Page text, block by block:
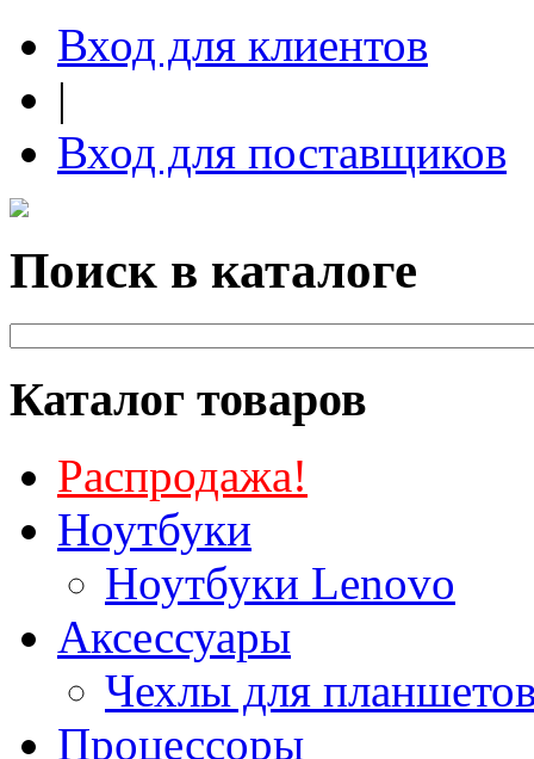
Вход для клиентов
|
Вход для поставщиков
Поиск в каталоге
Каталог товаров
Распродажа!
Ноутбуки
Ноутбуки Lenovo
Аксессуары
Чехлы для
Процессоры